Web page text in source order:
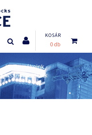
KOSÁR
0 db
Termékeink
Klasszikus zoknik